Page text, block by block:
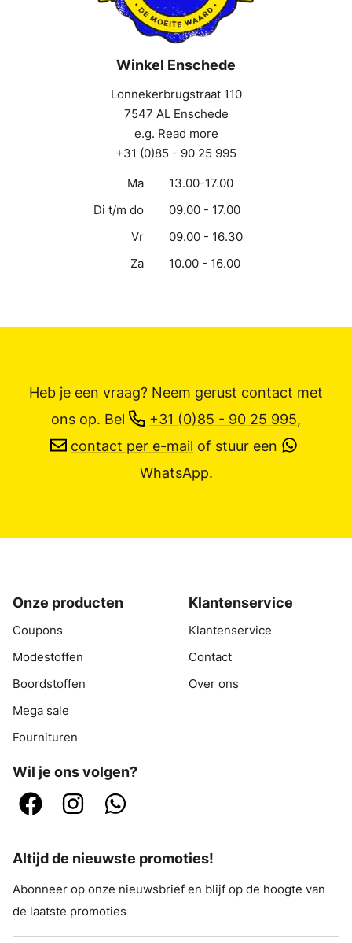
Winkel Enschede
Lonnekerbrugstraat 110
7547 AL Enschede
e.g. Read more
+31 (0)85 - 90 25 995
Ma
13.00-17.00
Di t/m do
09.00 - 17.00
Vr
09.00 - 16.30
Za
10.00 - 16.00
Heb je een vraag? Neem gerust contact met
ons op. Bel +31 (0)85 - 90 25 995,
contact per e-mail of stuur een
WhatsApp.
Onze producten
Coupons
Modestoffen
Boordstoffen
Mega sale
Fournituren
Klantenservice
Klantenservice
Contact
Over ons
Wil je ons volgen?
Altijd de nieuwste promoties!
Abonneer op onze nieuwsbrief en blijf op de hoogte van
de laatste promoties